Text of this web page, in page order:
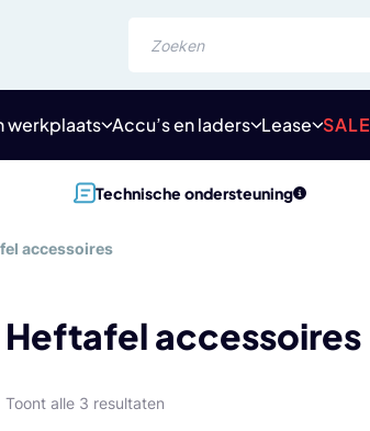
werkplaats Accu’s en laders Lease SALE
Technische ondersteuning
accessoires
Heftafel accessoires
Toont alle 3 resultatenGesorteerd